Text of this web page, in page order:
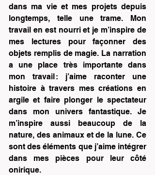
dans ma vie et mes projets depuis
longtemps, telle une trame. Mon
travail en est nourri et je m’inspire de
mes lectures pour façonner des
objets remplis de magie. La narration
a une place très importante dans
mon travail : j’aime raconter une
histoire à travers mes créations en
argile et faire plonger le spectateur
dans mon univers fantastique. Je
m’inspire aussi beaucoup de la
nature, des animaux et de la lune. Ce
sont des éléments que j’aime intégrer
dans mes pièces pour leur côté
onirique.